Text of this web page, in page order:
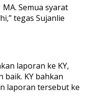
Semua syarat
tegas Sujanlie
laporan ke KY,
baik. KY bahkan
laporan tersebut ke